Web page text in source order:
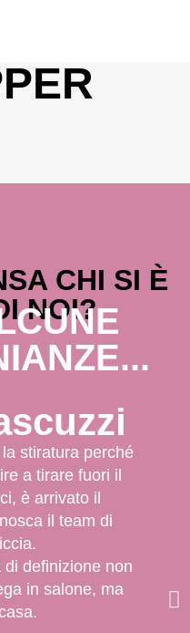
CHI SI È
NOI?
stiratura perché
a tirare fuori il
è arrivato il
il team di
definizione non
in salone, ma